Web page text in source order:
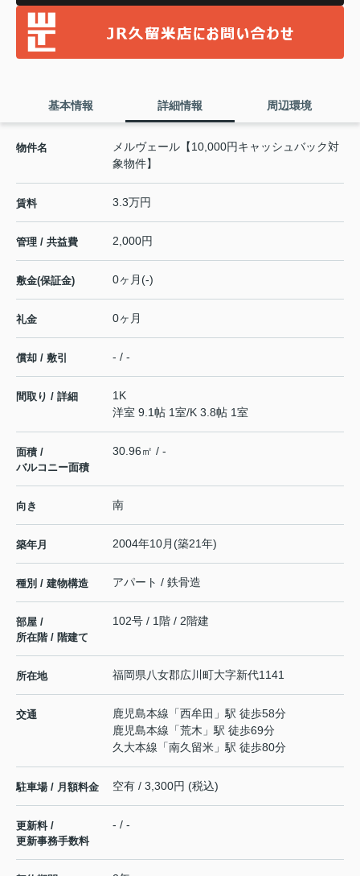
基本情報 詳細情報 周辺環境
物件名
メルヴェール【10,000円キャッシュバック対
象物件】
賃料 3.3万円
管理 / 共益費 2,000円
敷金(保証金) 0ヶ月(-)
礼金 0ヶ月
償却 / 敷引 - / -
間取り / 詳細
1K
洋室 9.1帖 1室/K 3.8帖 1室
面積 /
バルコニー面積
30.96㎡ / -
向き 南
築年月 2004年10月(築21年)
種別 / 建物構造 アパート / 鉄骨造
部屋 /
所在階 / 階建て
102号 / 1階 / 2階建
所在地 福岡県八女郡広川町大字新代1141
交通 鹿児島本線 「西牟田 」駅 徒歩58分
鹿児島本線 「荒木 」駅 徒歩69分
久大本線 「南久留米 」駅 徒歩80分
駐車場 / 月額料金 空有 / 3,300円 (税込)
更新料 /
更新事務手数料
- / -